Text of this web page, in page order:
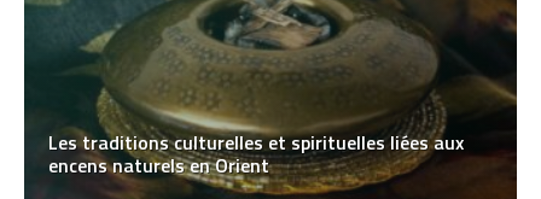
Les traditions culturelles et spirituelles liées aux
encens naturels en Orient